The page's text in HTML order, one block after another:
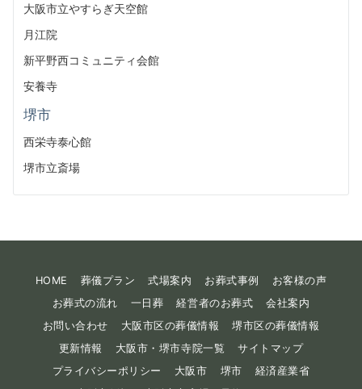
大阪市立やすらぎ天空館
月江院
新平野西コミュニティ会館
安養寺
堺市
西栄寺泰心館
堺市立斎場
HOME 葬儀プラン 式場案内 お葬式事例
お客様の声
お葬式の流れ
一日葬 経営者のお葬式
会社案内
お問い合わせ
大阪市区の葬儀情報
堺市区の葬儀情報
更新情報
大阪市・堺市寺院一覧
サイトマップ
プライバシーポリシー
大阪市 堺市
経済産業省